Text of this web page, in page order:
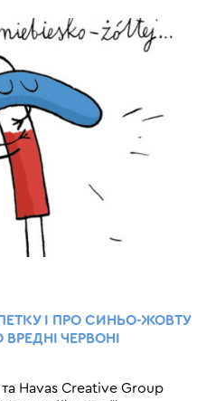
І ПРО СИНЬО-ЖОВТУ
ЧЕРВОНІ
Havas Creative Group